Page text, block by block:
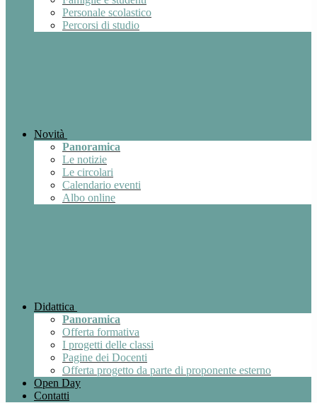
Personale scolastico
Percorsi di studio
Novità
Panoramica
Le notizie
Le circolari
Calendario eventi
Albo online
Didattica
Panoramica
Offerta formativa
I progetti delle classi
Pagine dei Docenti
Offerta progetto da parte di proponente esterno
Open Day
Contatti